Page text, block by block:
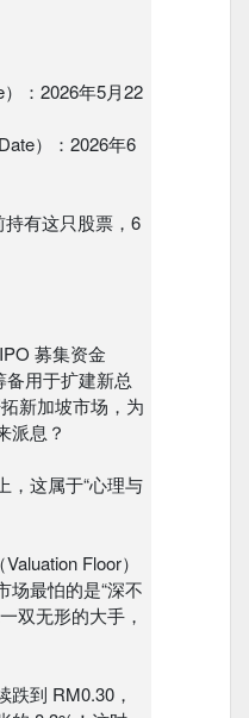
：2026年5月22
）：2026年6
持有这只股票，6
募集资金
备用于扩建新总
新加坡市场，为
派息？
，这属于“心理与
Floor）
场最怕的是“深不
双无形的大手，
跌到 RM0.30，